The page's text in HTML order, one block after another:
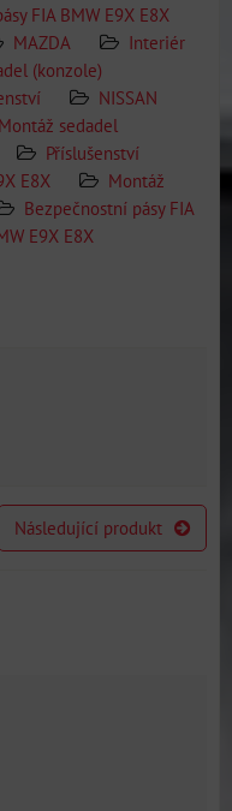
FIA BMW E9X E8X
MAZDA
Interiér
(konzole)
NISSAN
Montáž sedadel
Příslušenství
E8X
Montáž
Bezpečnostní pásy FIA
E9X E8X
Následující produkt